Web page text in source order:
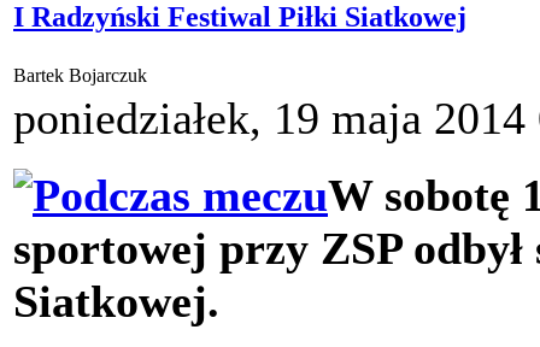
I Radzyński Festiwal Piłki Siatkowej
Bartek Bojarczuk
poniedziałek, 19 maja 2014
W sobotę
sportowej przy ZSP
Siatkowej.